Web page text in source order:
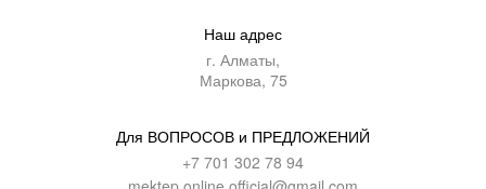
Наш адрес
г. Алматы,
Маркова, 75
Для ВОПРОСОВ и ПРЕДЛОЖЕНИЙ
+7 701 302 78 94